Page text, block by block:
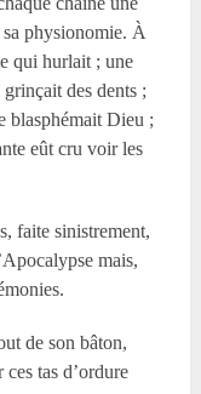
physionomie. À
qui hurlait ; une
des dents ;
blasphémait Dieu ;
eût cru voir les
faite sinistrement,
mais,
de son bâton,
tas d’ordure